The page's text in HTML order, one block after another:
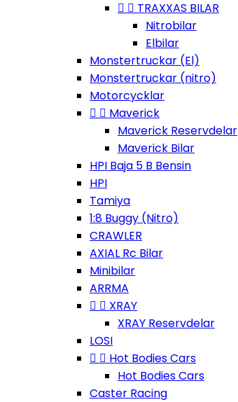
  TRAXXAS BILAR
Nitrobilar
Elbilar
Monstertruckar (El)
Monstertruckar (nitro)
Motorcycklar
  Maverick
Maverick Reservdelar
Maverick Bilar
HPI Baja 5 B Bensin
HPI
Tamiya
1:8 Buggy (Nitro)
CRAWLER
AXIAL Rc Bilar
Minibilar
ARRMA
  XRAY
XRAY Reservdelar
LOSI
  Hot Bodies Cars
Hot Bodies Cars
Caster Racing